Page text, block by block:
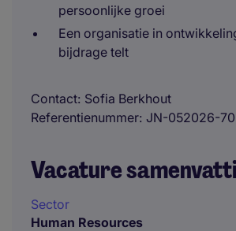
persoonlijke groei
Een organisatie in
bijdrage telt
Contact Sofia Berkhout
Referentienummer JN-052026-
Vacature
Sector
Human Resources